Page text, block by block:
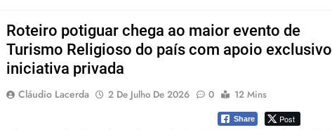
Roteiro potiguar chega ao maior evento de
Turismo Religioso do país com apoio
iniciativa privada
Cláudio Lacerda 2 De Julho De 2026 0 12 Mins
Share Post